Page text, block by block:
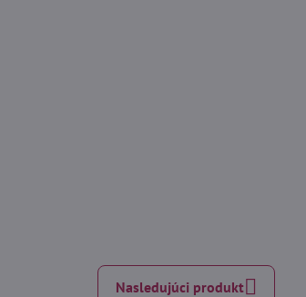
Nasledujúci produkt